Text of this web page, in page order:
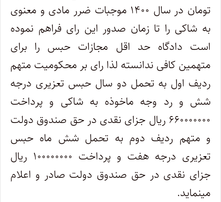
تومان در سال ۱۴۰۰ موجبات ضرر مادی و معنوی
به شاکی را تا زمان صدور این رای فراهم نموده
است دادگاه حد اقل مجازات حبس را برای
متهمین کافی ندانسته لذا رای بر محکومیت متهم
ردیف اول به تحمل دو سال حبس تعزیری درجه
شش و رد وجه ماخوذه به شاکی و پرداخت
۶۶۰۰۰۰۰۰۰ ریال جزای نقدی در حق صندوق دولت
و متهم ردیف دوم به تحمل شش ماه حبس
تعزیری درجه هفت و پرداخت ۱۰۰۰۰۰۰۰۰ ریال
جزای نقدی در حق صندوق دولت صادر و اعلام
مینماید.